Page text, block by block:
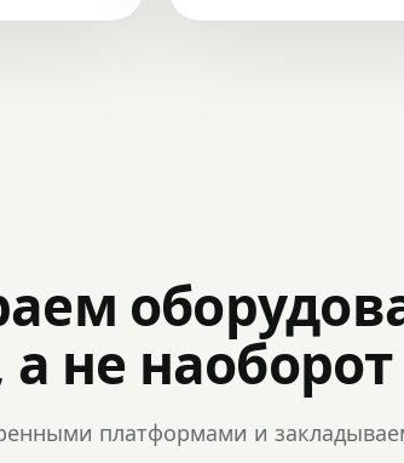
а не наоборот
платформами и